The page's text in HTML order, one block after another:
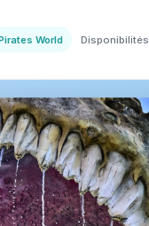
World Disponibilités